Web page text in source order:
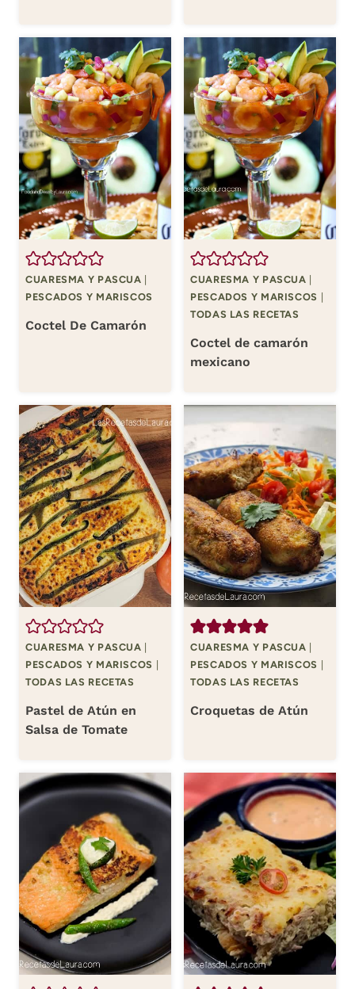
CUARESMA Y PASCUA
PESCADOS Y MARISCOS
Coctel De Camarón
CUARESMA Y PASCUA
PESCADOS Y MARISCOS
TODAS LAS RECETAS
Coctel de camarón
mexicano
CUARESMA Y PASCUA
PESCADOS Y MARISCOS
TODAS LAS RECETAS
Pastel de Atún en
Salsa de Tomate
CUARESMA Y PASCUA
PESCADOS Y MARISCOS
TODAS LAS RECETAS
Croquetas de Atún